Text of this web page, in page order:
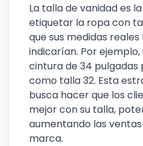
La talla de vanidad es
etiquetar la ropa con
que sus medidas
indicarían. Por
cintura de 34
como talla 32. Esta
busca hacer que los
mejor con su talla,
aumentando las
marca.